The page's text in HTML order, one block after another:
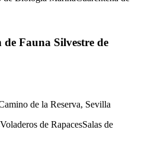
Fauna Silvestre de
de la Reserva, Sevilla
Voladeros de RapacesSalas de